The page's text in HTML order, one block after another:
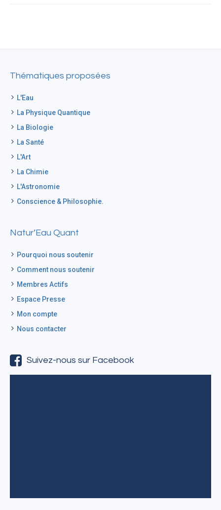
Thématiques proposées
L'Eau
La Physique Quantique
La Biologie
La Santé
L'Art
La Chimie
L'Astronomie
Conscience & Philosophie.
Natur’Eau Quant
Pourquoi nous soutenir
Comment nous soutenir
Membres Actifs
Espace Presse
Mon compte
Nous contacter
Suivez-nous sur Facebook